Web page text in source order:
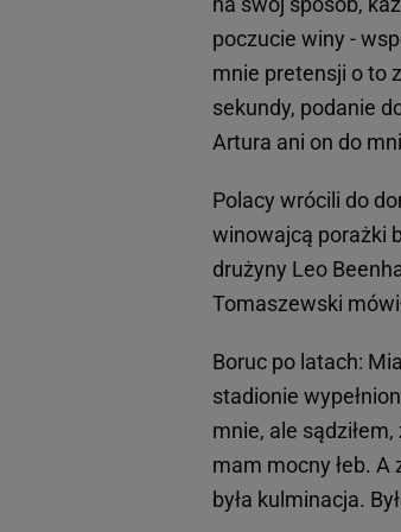
poczucie winy -
mnie pretensji o to
sekundy, podanie
Artura ani on do
Polacy wrócili do
winowajcą porażki
drużyny Leo
Tomaszewski
Boruc po latach:
stadionie
mnie, ale
mam mocny łeb.
była kulminacja.